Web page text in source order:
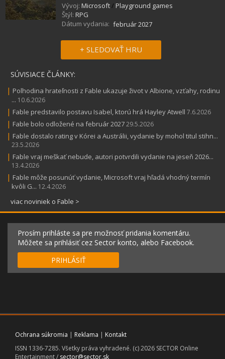
Vývoj: Microsoft/ Playground games
Štýl: RPG
Dátum vydania: február 2027
+ SLEDOVAŤ HRU
SÚVISIACE ČLÁNKY:
| Polhodina hrateľnosti z Fable ukazuje život v Albione, vzťahy, rodinu
... 10.6.2026
| Fable predstavilo postavu Isabel, ktorú hrá Hayley Atwell 7.6.2026
| Fable bolo odložené na február 202729.5.2026
| Fable dostalo rating v Kórei a Austrálii, vydanie by mohol titul stihn...
23.5.2026
| Fable vraj meškať nebude, autori potvrdili vydanie na jeseň 2026...
13.4.2026
| Fable môže posunúť vydanie, Microsoft vraj hľadá vhodný termín
kvôli G... 12.4.2026
viac noviniek o Fable >
Prosím prihláste sa pre možnosť pridania komentáru.
Môžete sa prihlásiť cez Sector konto, alebo Facebook.
PRIHLÁSIŤ
Ochrana súkromia | Reklama | Kontakt
ISSN 1336-7285. Všetky práva vyhradené. (c) 2026 SECTOR Online
Entertainment / sector@sector.sk